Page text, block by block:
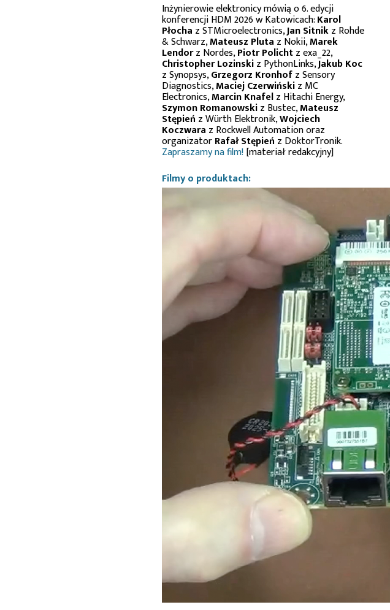
Inżynierowie elektronicy mówią o 6. edycji
konferencji HDM 2026 w Katowicach:Karol
Płocha z STMicroelectronics,Jan Sitnikz Rohde
& Schwarz,Mateusz Pluta z Nokii,Marek
Lendorz Nordes,Piotr Polichtz exa_22,
Christopher Lozinskiz PythonLinks,Jakub Koc
z Synopsys,Grzegorz Kronhofz Sensory
Diagnostics,Maciej Czerwińskiz MC
Electronics,Marcin Knafelz Hitachi Energy,
Szymon Romanowskiz Bustec,Mateusz
Stępień z Würth Elektronik,Wojciech
Koczwara z Rockwell Automation oraz
organizatorRafał Stępień z DoktorTronik.
Zapraszamy na film![materiał redakcyjny]
Filmy o produktach: